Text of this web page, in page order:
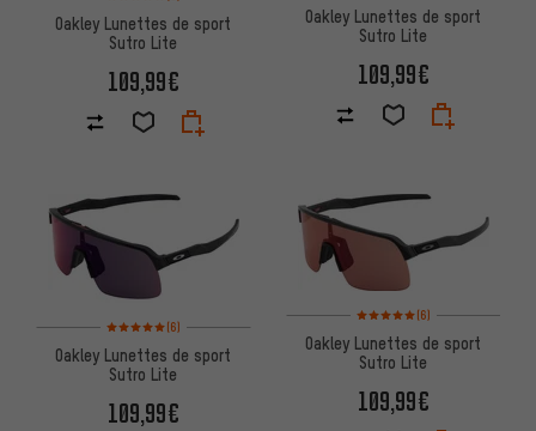
Oakley Lunettes de sport
Sutro Lite
109,99€
Oakley Lunettes de sport
Sutro Lite
109,99€
Note moyenne : 5 sur 5 d'après 6 avis
(6)
Oakley Lunettes de sport
Sutro Lite
109,99€
Note moyenne : 5 sur 5
(6)
Oakley Lunettes de sport
Sutro Lite
109,99€